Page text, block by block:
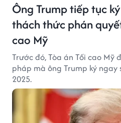
Ông Trump tiếp tục
thách thức phán
cao Mỹ
Trước đó, Tòa án Tối cao Mỹ
pháp mà ông Trump ký ngay
2025.